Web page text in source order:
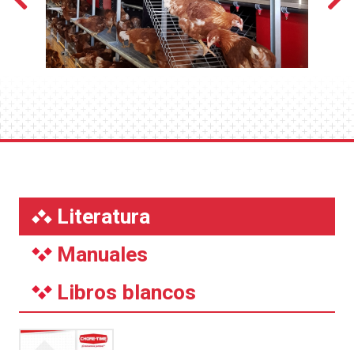
Literatura
Manuales
Libros blancos